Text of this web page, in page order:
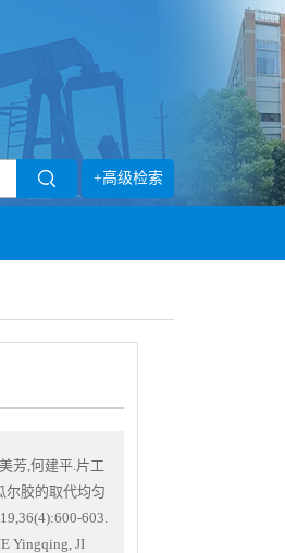
+高级检索
芳,何建平.片工
尔胶的取代均匀
603.
Yingqing, JI